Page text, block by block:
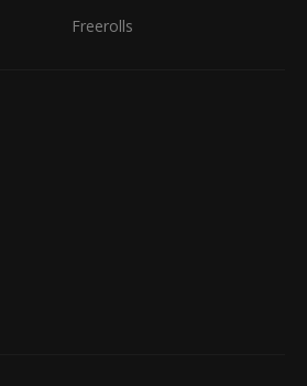
Freerolls